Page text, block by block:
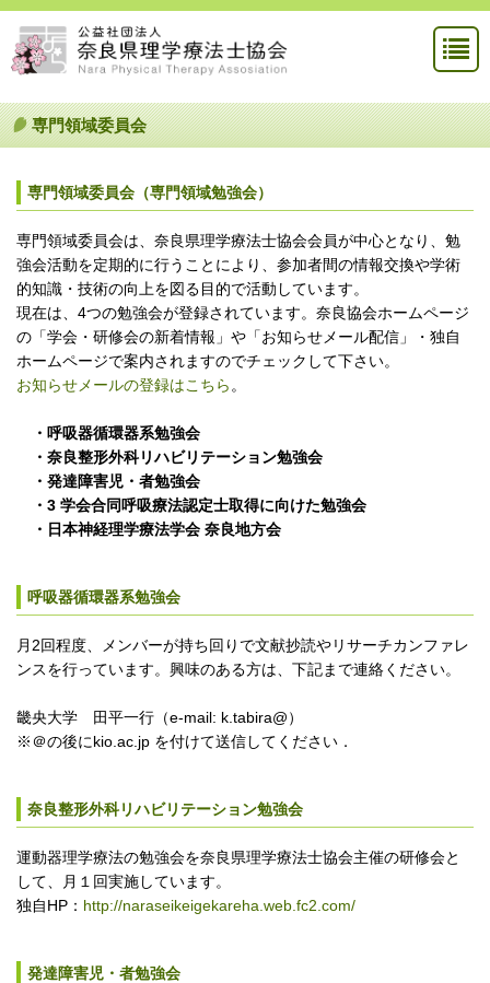
専門領域委員会
専門領域委員会（専門領域勉強会）
専門領域委員会は、奈良県理学療法士協会会員が中心となり、勉
強会活動を定期的に行うことにより、参加者間の情報交換や学術
的知識・技術の向上を図る目的で活動しています。
現在は、4つの勉強会が登録されています。奈良協会ホームページ
の「学会・研修会の新着情報」や「お知らせメール配信」・独自
ホームページで案内されますのでチェックして下さい。
お知らせメールの登録はこちら 。
・呼吸器循環器系勉強会
・奈良整形外科リハビリテーション勉強会
・発達障害児・者勉強会
・3 学会合同呼吸療法認定士取得に向けた勉強会
・ 日本神経理学療法学会 奈良地方会
呼吸器循環器系勉強会
月2回程度、メンバーが持ち回りで文献抄読やリサーチカンファレ
ンスを行っています。興味のある方は、下記まで連絡ください。
畿央大学 田平一行（e-mail: k.tabira@）
※＠の後にkio.ac.jp を付けて送信してください．
奈良整形外科リハビリテーション勉強会
運動器理学療法の勉強会を奈良県理学療法士協会主催の研修会と
して、月１回実施しています。
独自HP： http://naraseikeigekareha.web.fc2.com/
発達障害児・者勉強会